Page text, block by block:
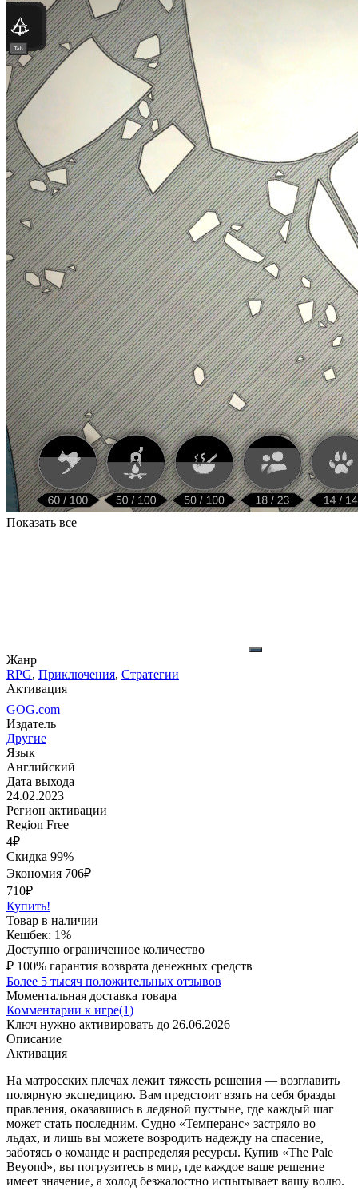
Показать все
Жанр
RPG, Приключения, Стратегии
Активация
GOG.com
Издатель
Другие
Язык
Английский
Дата выхода
24.02.2023
Регион активации
Region Free
4₽
Скидка 99%
Экономия 706₽
710₽
Купить!
Товар в наличии
Кешбек: 1%
Доступно ограниченное количество
₽ 100% гарантия возврата денежных средств
Более 5 тысяч положительных отзывов
Моментальная доставка товара
Комментарии к игре(1)
Ключ нужно активировать до 26.06.2026
Описание
Активация
На матросских плечах лежит тяжесть решения — возглавить
полярную экспедицию. Вам предстоит взять на себя бразды
правления, оказавшись в ледяной пустыне, где каждый шаг
может стать последним. Судно «Темперанс» застряло во
льдах, и лишь вы можете возродить надежду на спасение,
заботясь о команде и распределяя ресурсы. Купив «The Pale
Beyond», вы погрузитесь в мир, где каждое ваше решение
имеет значение, а холод безжалостно испытывает вашу волю.